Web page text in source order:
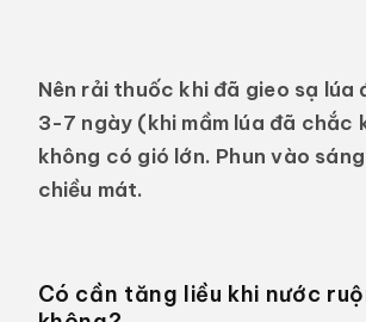
Nên rải thuốc khi đã gieo sạ lúa
3-7 ngày (khi mầm lúa đã chắc
không có gió lớn. Phun vào
chiều mát.
Có cần tăng liều khi nước